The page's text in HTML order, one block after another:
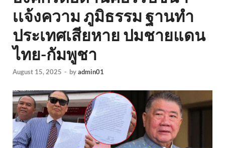
เเจ้งความ ภูมิธรรม ฐานทำ
ประเทศเสียหาย ปมชายแดน
ไทย-กัมพูชา
August 15, 2025 - byadmin01